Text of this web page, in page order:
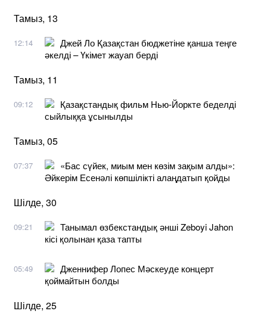
Тамыз, 13
12:14
Джей Ло Қазақстан бюджетіне қанша теңге
әкелді – Үкімет жауап берді
Тамыз, 11
09:12
Қазақстандық фильм Нью-Йоркте беделді
сыйлыққа ұсынылды
Тамыз, 05
07:37
«Бас сүйек, миым мен көзім зақым алды»:
Әйкерім Есенәлі көпшілікті алаңдатып қойды
Шілде, 30
09:21
Танымал өзбекстандық әнші Zeboyi Jahon
кісі қолынан қаза тапты
05:49
Дженнифер Лопес Мәскеуде концерт
қоймайтын болды
Шілде, 25